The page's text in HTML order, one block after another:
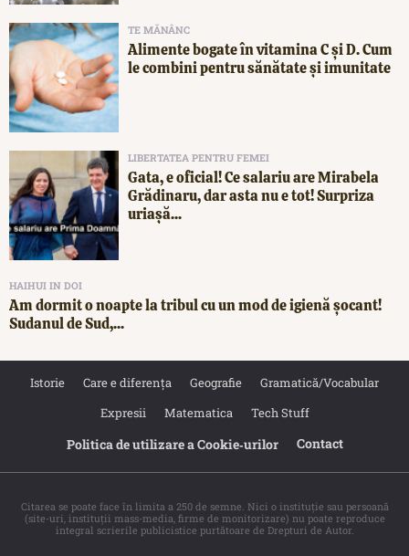
TE MĂNÂNC
Alimente bogate în vitamina C și D. Cum
le combini pentru sănătate și imunitate
LIBERTATEA PENTRU FEMEI
Gata, e oficial! Ce salariu are Mirabela
Grădinaru, dar asta nu e tot! Surpriza
uriașă...
HAIHUI IN DOI
Am dormit o noapte la tribul cu un mod de igienă șocant!
Sudanul de Sud,...
Istorie Care e diferența Geografie
Gramatică/Vocabular
Expresii
Matematica Tech Stuff
Politica de utilizare a Cookie‐urilor Contact
Citarea se poate face în limita a 250 de semne. Nici o instituţie sau persoană
(site-uri, instituţii mass-media, firme de monitorizare) nu poate reproduce
integral scrierile publicistice purtătoare de Drepturi de Autor.